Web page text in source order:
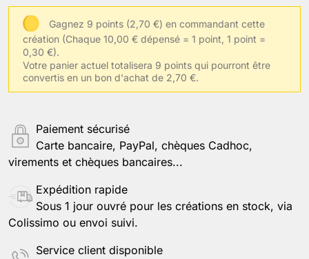
Gagnez 9 points (2,70 €) en commandant cette
création (Chaque 10,00 € dépensé = 1 point, 1 point =
0,30 €).
Votre panier actuel totalisera 9 points qui pourront être
convertis en un bon d'achat de 2,70 €.
Paiement sécurisé
Carte bancaire, PayPal, chèques Cadhoc,
virements et chèques bancaires...
Expédition rapide
Sous 1 jour ouvré pour les créations en stock, via
Colissimo ou envoi suivi.
Service client disponible